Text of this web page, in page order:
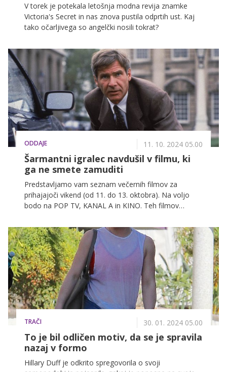
V torek je potekala letošnja modna revija znamke
Victoria's Secret in nas znova pustila odprtih ust. Kaj
tako očarljivega so angelčki nosili tokrat?
ODDAJE 11. 10. 2024 05.00
Šarmantni igralec navdušil v filmu, ki
ga ne smete zamuditi
Predstavljamo vam seznam večernih filmov za
prihajajoči vikend (od 11. do 13. oktobra). Na voljo
bodo na POP TV, KANAL A in KINO. Teh filmov
TRAČI 30. 01. 2024 05.00
To je bil odličen motiv, da se je spravila
nazaj v formo
Hillary Duff je odkrito spregovorila o svoji